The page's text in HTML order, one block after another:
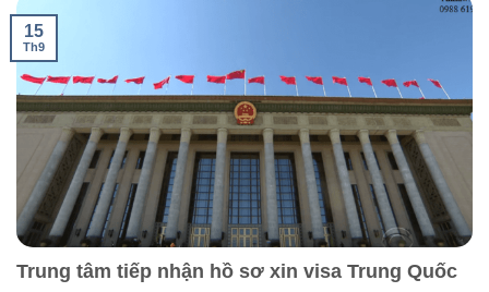
Trung tâm tiếp nhận hồ sơ xin visa Trung Quốc
15
Th9